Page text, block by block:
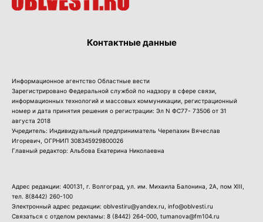
Контактные данные
Информационное агентство Областные вести
Зарегистрировано Федеральной службой по надзору в сфере связи,
информационных технологий и массовых коммуникации, регистрационный
номер и дата принятия решения о регистрации: Эл N ФС77- 73506 от 31
августа 2018
Учредитель: Индивидуальный предприниматель Черепахин Вячеслав
Игоревич, ОГРНИП 308345929800026
Главный редактор: Альбова Екатерина Николаевна
Адрес редакции: 400131, г. Волгоград, ул. им. Михаила Балонина, 2А, пом XIII,
тел. 8(8442) 260-100
Электронный адрес редакции: oblvestiru@yandex.ru, info@oblvesti.ru
Связаться с отделом рекламы: 8 (8442) 264-000 , tumanova@fm104.ru